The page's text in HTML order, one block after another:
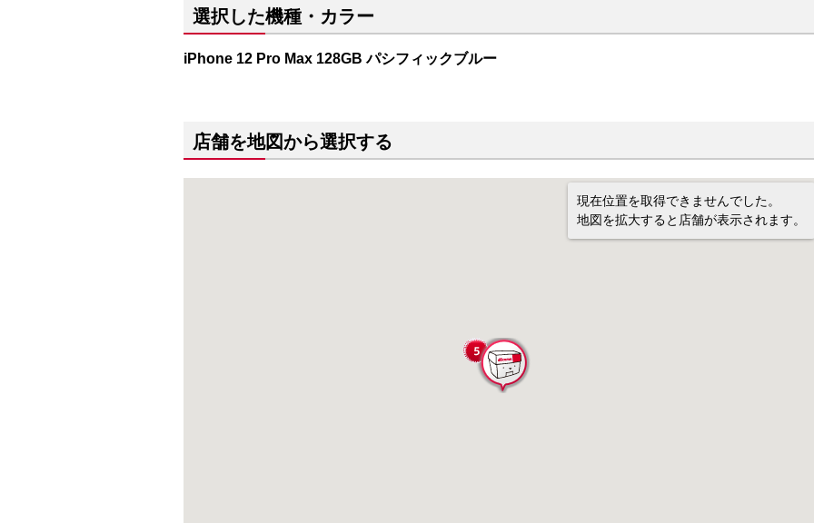
選択した機種・カラー
iPhone 12 Pro Max 128GB パシフィックブルー
店舗を地図から選択する
現在位置を取得できませんでした。
地図を拡大すると店舗が表示されます。